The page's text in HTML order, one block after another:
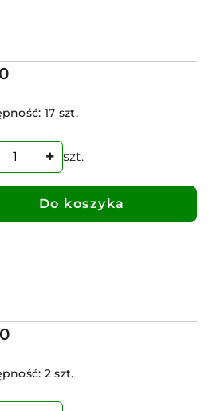
17 szt.
szt.
Do koszyka
2 szt.